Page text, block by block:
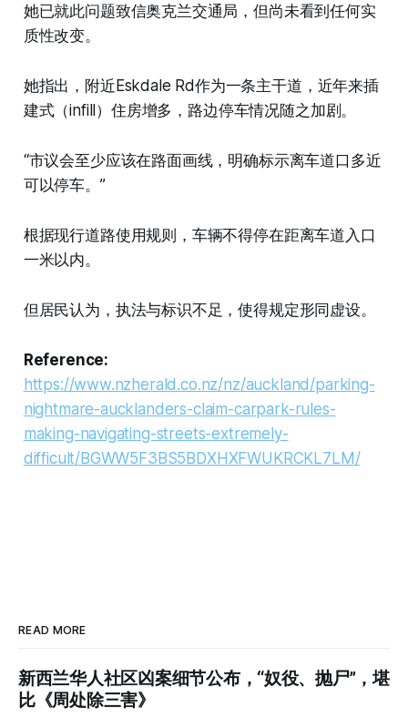
她已就此问题致信奥克兰交通局，但尚未看到任何实
质性改变。
她指出，附近Eskdale Rd作为一条主干道，近年来插
建式（infill）住房增多，路边停车情况随之加剧。
“市议会至少应该在路面画线，明确标示离车道口多近
可以停车。”
根据现行道路使用规则，车辆不得停在距离车道入口
一米以内。
但居民认为，执法与标识不足，使得规定形同虚设。
Reference:
https://www.nzherald.co.nz/nz/auckland/parking-
nightmare-aucklanders-claim-carpark-rules-
making-navigating-streets-extremely-
difficult/BGWW5F3BS5BDXHXFWUKRCKL7LM/
READ MORE
新西兰华人社区凶案细节公布，“奴役、抛尸”，堪
比《周处除三害》